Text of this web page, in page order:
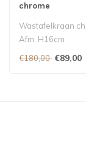
chrome
Wastafelkraan
Afm: H16cm
€180,00 €89,00